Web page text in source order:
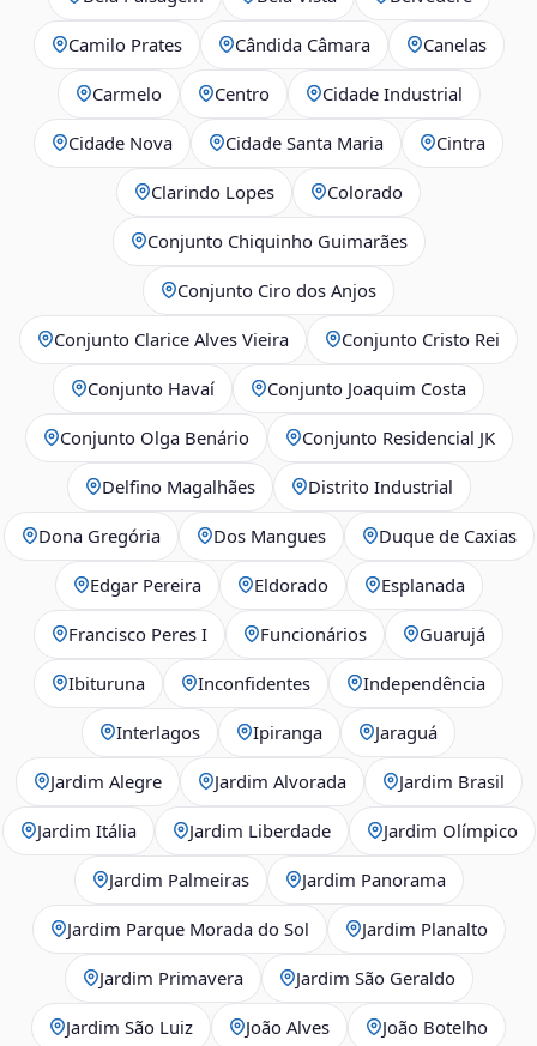
Camilo Prates Cândida Câmara Canelas
Carmelo Centro Cidade Industrial
Cidade Nova Cidade Santa Maria Cintra
Clarindo Lopes Colorado
Conjunto Chiquinho Guimarães
Conjunto Ciro dos Anjos
Conjunto Clarice Alves Vieira Conjunto Cristo Rei
Conjunto Havaí Conjunto Joaquim Costa
Conjunto Olga Benário Conjunto Residencial JK
Delfino Magalhães Distrito Industrial
Dona Gregória Dos Mangues Duque de Caxias
Edgar Pereira Eldorado Esplanada
Francisco Peres I Funcionários Guarujá
Ibituruna Inconfidentes Independência
Interlagos Ipiranga Jaraguá
Jardim Alegre Jardim Alvorada Jardim Brasil
Jardim Itália Jardim Liberdade Jardim Olímpico
Jardim Palmeiras Jardim Panorama
Jardim Parque Morada do Sol Jardim Planalto
Jardim Primavera Jardim São Geraldo
Jardim São Luiz João Alves João Botelho